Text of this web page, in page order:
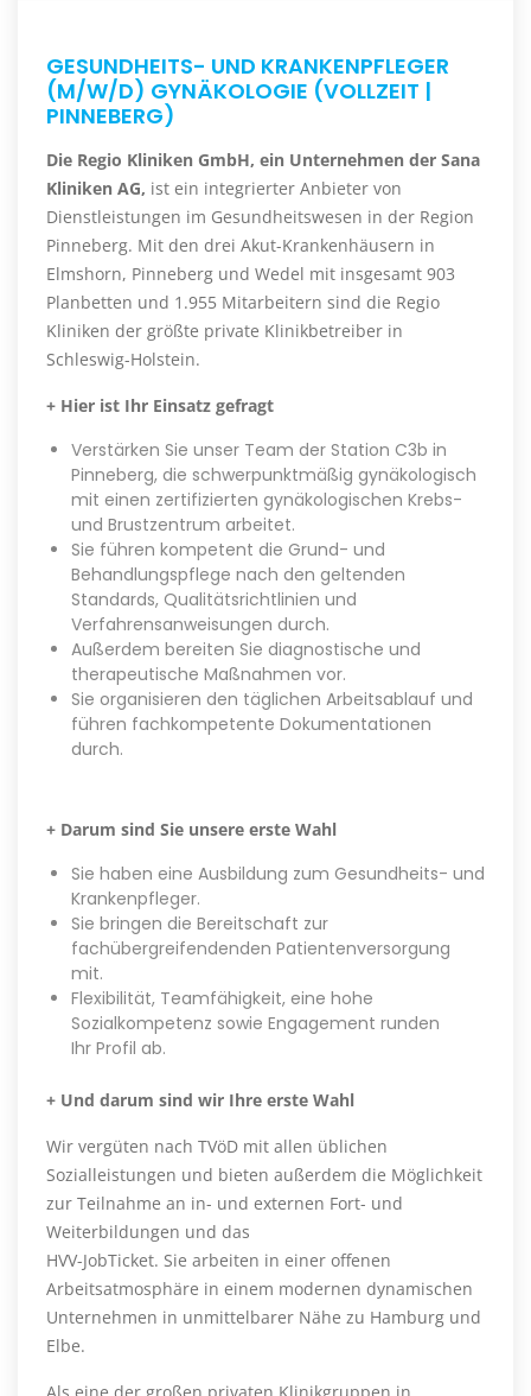
GESUNDHEITS- UND KRANKENPFLEGER
(M/W/D) GYNÄKOLOGIE (VOLLZEIT |
PINNEBERG)
Die Regio Kliniken GmbH, ein Unternehmen der Sana
Kliniken AG, ist ein integrierter Anbieter von
Dienstleistungen im Gesundheitswesen in der Region
Pinneberg. Mit den drei Akut-Krankenhäusern in
Elmshorn, Pinneberg und Wedel mit insgesamt 903
Planbetten und 1.955 Mitarbeitern sind die Regio
Kliniken der größte private Klinikbetreiber in
Schleswig-Holstein.
+ Hier ist Ihr Einsatz gefragt
Verstärken Sie unser Team der Station C3b in
Pinneberg, die schwerpunktmäßig gynäkologisch
mit einen zertifizierten gynäkologischen Krebs-
und Brustzentrum arbeitet.
Sie führen kompetent die Grund- und
Behandlungspflege nach den geltenden
Standards, Qualitätsrichtlinien und
Verfahrensanweisungen durch.
Außerdem bereiten Sie diagnostische und
therapeutische Maßnahmen vor.
Sie organisieren den täglichen Arbeitsablauf und
führen fachkompetente Dokumentationen
durch.
+ Darum sind Sie unsere erste Wahl
Sie haben eine Ausbildung zum Gesundheits- und
Krankenpfleger.
Sie bringen die Bereitschaft zur
fachübergreifendenden Patientenversorgung
mit.
Flexibilität, Teamfähigkeit, eine hohe
Sozialkompetenz sowie Engagement runden
Ihr Profil ab.
+ Und darum sind wir Ihre erste Wahl
Wir vergüten nach TVöD mit allen üblichen
Sozialleistungen und bieten außerdem die Möglichkeit
zur Teilnahme an in- und externen Fort- und
Weiterbildungen und das
HVV-JobTicket. Sie arbeiten in einer offenen
Arbeitsatmosphäre in einem modernen dynamischen
Unternehmen in unmittelbarer Nähe zu Hamburg und
Elbe.